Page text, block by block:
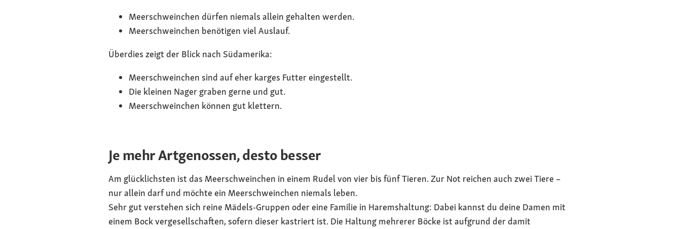
Meerschweinchen dürfen niemals allein gehalten werden.
Meerschweinchen benötigen viel Auslauf.
Überdies zeigt der Blick nach Südamerika:
Meerschweinchen sind auf eher karges Futter eingestellt.
Die kleinen Nager graben gerne und gut.
Meerschweinchen können gut klettern.
Je mehr Artgenossen, desto besser
Am glücklichsten ist das Meerschweinchen in einem Rudel von vier bis fünf Tieren. Zur Not reichen auch zwei Tiere –
nur allein darf und möchte ein Meerschweinchen niemals leben.
Sehr gut verstehen sich reine Mädels-Gruppen oder eine Familie in Haremshaltung: Dabei kannst du deine Damen mit
einem Bock vergesellschaften, sofern dieser kastriert ist. Die Haltung mehrerer Böcke ist aufgrund der damit